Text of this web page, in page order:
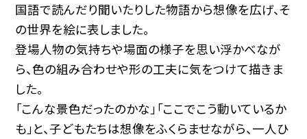
国語で読んだり聞いたりした物語から想像を広げ、そ
の世界を絵に表しました。
登場人物の気持ちや場面の様子を思い浮かべなが
ら、色の組み合わせや形の工夫に気をつけて描きま
した。
「こんな景色だったのかな」「ここでこう動いているか
も」と、子どもたちは想像をふくらませながら、一人ひ